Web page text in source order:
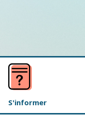
S'informer